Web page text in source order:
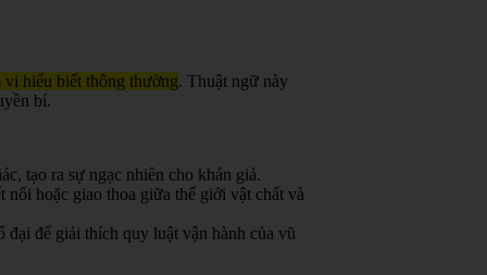
vi hiểu biết thông thường. Thuật ngữ này
bí.
tạo ra sự ngạc nhiên cho khán giả.
hoặc giao thoa giữa thế giới vật chất và
để giải thích quy luật vận hành của vũ